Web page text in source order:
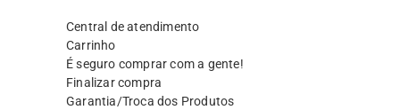
Central de atendimento
Carrinho
É seguro comprar com a gente!
Finalizar compra
Garantia/Troca dos Produtos